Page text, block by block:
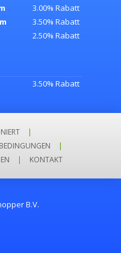
3.00% Rabatt
3.50% Rabatt
2.50% Rabatt
3.50% Rabatt
|
|
| KONTAKT
B.V.